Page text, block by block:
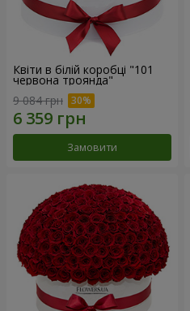
Квіти в білій коробці "101
червона троянда"
9 084 грн
Замовити